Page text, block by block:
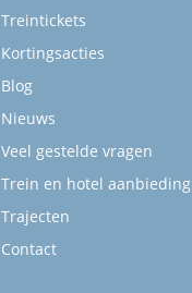
Treintickets
Kortingsacties
Blog
Nieuws
Veel gestelde vragen
Trein en hotel aanbieding
Trajecten
Contact